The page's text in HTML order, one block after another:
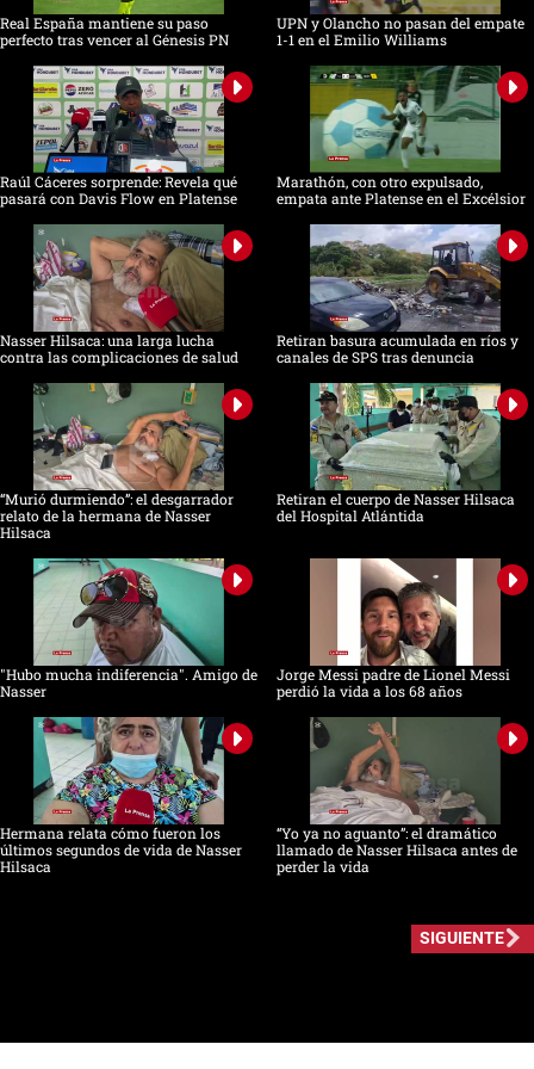
Real España mantiene su paso
perfecto tras vencer al Génesis PN
UPN y Olancho no pasan del empate
1-1 en el Emilio Williams
Raúl Cáceres sorprende: Revela qué
pasará con Davis Flow en Platense
Marathón, con otro expulsado,
empata ante Platense en el Excélsior
Nasser Hilsaca: una larga lucha
contra las complicaciones de salud
Retiran basura acumulada en ríos y
canales de SPS tras denuncia
“Murió durmiendo”: el desgarrador
relato de la hermana de Nasser
Hilsaca
Retiran el cuerpo de Nasser Hilsaca
del Hospital Atlántida
"Hubo mucha indiferencia". Amigo de
Nasser
Jorge Messi padre de Lionel Messi
perdió la vida a los 68 años
Hermana relata cómo fueron los
últimos segundos de vida de Nasser
Hilsaca
“Yo ya no aguanto”: el dramático
llamado de Nasser Hilsaca antes de
perder la vida
SIGUIENTE